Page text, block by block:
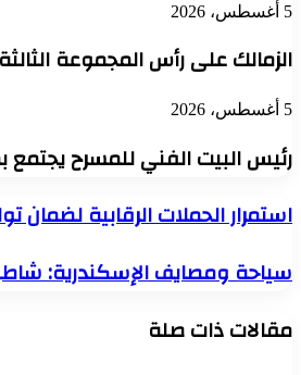
5 أغسطس، 2026
الزمالك على رأس المجموعة
5 أغسطس، 2026
رئيس البيت الفني للمسرح
استمرار
الحملات
لضمان
توافر
للمواطنين
استمرار الحملات الرقابية لضمان
سياحة
ومصايف
شاطئ
سياحة ومصايف الإسكندرية:
مقالات ذات صلة